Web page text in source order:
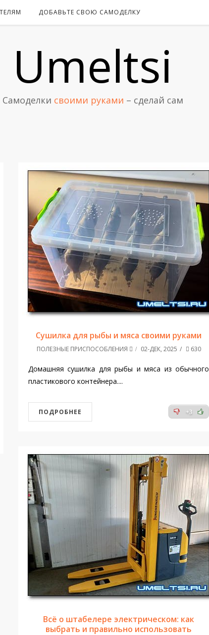
ДОБАВЬТЕ СВОЮ САМОДЕЛКУ
Umeltsi
Самоделки своими руками – сделай сам
Сушилка для рыбы и мяса своими руками
ПОЛЕЗНЫЕ ПРИСПОСОБЛЕНИЯ 02-ДЕК, 2025 630
Домашняя сушилка для рыбы и мяса из обычного
пластикового контейнера....
+3
ПОДРОБНЕЕ
Всё о штабелере электрическом: как
выбрать и правильно использовать